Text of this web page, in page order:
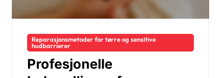
Reparasjonsmetoder for tørre og sensitive
hudbarrierer
Profesjonelle